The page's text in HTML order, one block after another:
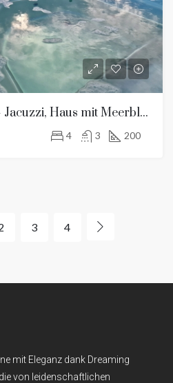
Villa Horizon Marin - Jacuzzi, Haus mit Meerblick und Sandstrand
4 3 200
3 4
mit Eleganz dank Dreaming
von leidenschaftlichen